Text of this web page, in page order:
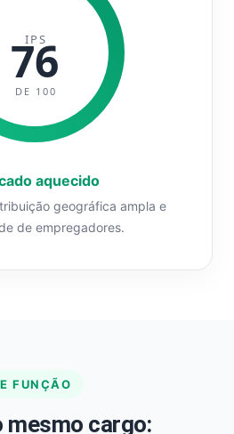
IPS
76
DE 100
aquecido
geográfica ampla e
de empregadores.
FUNÇÃO
mesmo cargo: